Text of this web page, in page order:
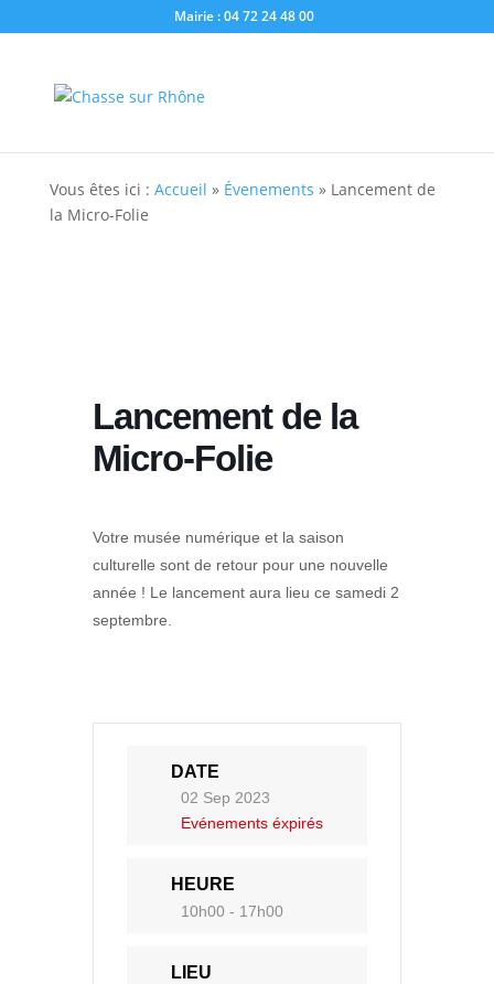
Mairie : 04 72 24 48 00
Vous êtes ici : Accueil » Évenements » Lancement de
la Micro-Folie
Lancement de la
Micro-Folie
Votre musée numérique et la saison
culturelle sont de retour pour une nouvelle
année ! Le lancement aura lieu ce samedi
2 septembre.
DATE
02 Sep 2023
Evénements éxpirés
HEURE
10h00 - 17h00
LIEU